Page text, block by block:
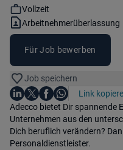
Workhours:
Vollzeit
Vertragsart:
Arbeitnehmerüberlassung
Für Job bewerben
Job speichern
Teile diesen Job
Auf LinkedIn teilen
Auf X teilen
Auf Facebook teilen
Auf WhatsApp
Link
Einleitung
Adecco bietet Dir spannende
Unternehmen aus den
Dich beruflich verändern?
Personaldienstleister.